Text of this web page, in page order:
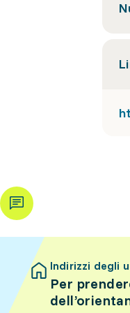
Indirizzi degli
Per